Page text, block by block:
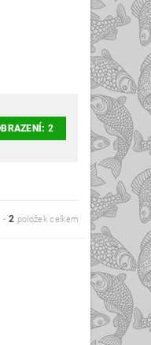
2
-2 položek celkem